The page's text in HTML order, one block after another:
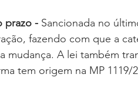
prazo - Sancionada no
fazendo com que a
mudança. A lei também
tem origem na MP